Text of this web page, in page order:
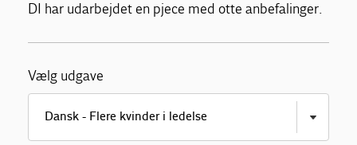
DI har udarbejdet en pjece med otte anbefalinger.
Vælg udgave